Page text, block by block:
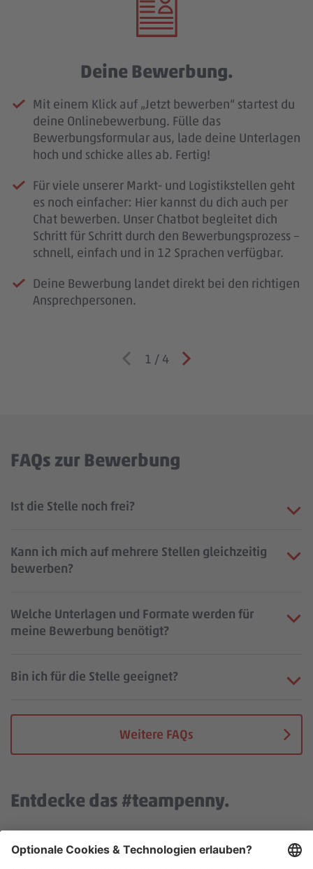
Deine Bewerbung.
Mit einem Klick auf „Jetzt bewerben“ startest du
deine Onlinebewerbung. Fülle das
Bewerbungsformular aus, lade deine Unterlagen
hoch und schicke alles ab. Fertig!
Für viele unserer Markt- und Logistikstellen geht
es noch einfacher: Hier kannst du dich auch per
Chat bewerben. Unser Chatbot begleitet dich
Schritt für Schritt durch den Bewerbungsprozess –
schnell, einfach und in 12 Sprachen verfügbar.
Deine Bewerbung landet direkt bei den richtigen
Ansprechpersonen.
1 / 4
FAQs zur Bewerbung
Ist die Stelle noch frei?
Kann ich mich auf mehrere Stellen gleichzeitig
bewerben?
Welche Unterlagen und Formate werden für
meine Bewerbung benötigt?
Bin ich für die Stelle geeignet?
Weitere FAQs
Entdecke das #teampenny.
Service zu laden!